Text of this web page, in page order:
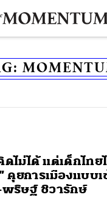
ดไม่ได้ แต่เด็กไทย
คุยการเมืองแบบ
ริษฐ์ ชิวารักษ์